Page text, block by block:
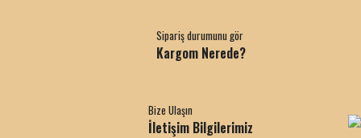
Sipariş durumunu gör
Kargom Nerede?
Bize Ulaşın
İletişim Bilgilerimiz